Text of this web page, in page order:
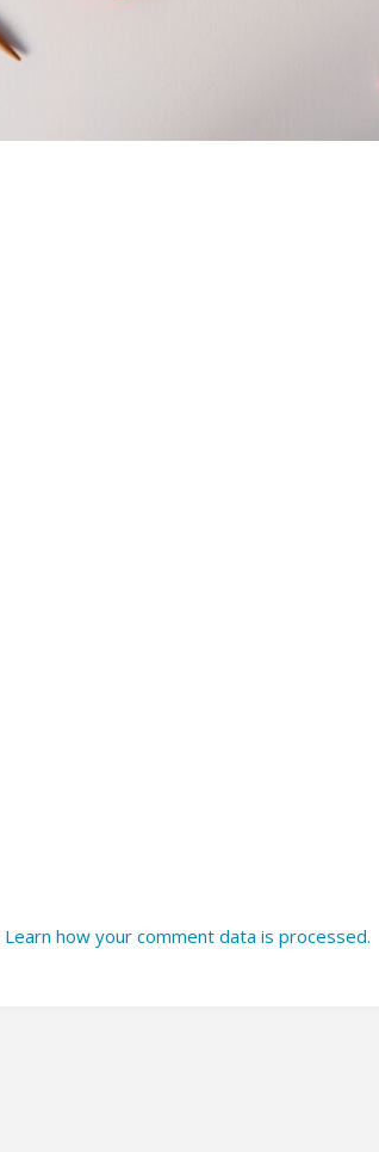
Learn how your comment data is processed.